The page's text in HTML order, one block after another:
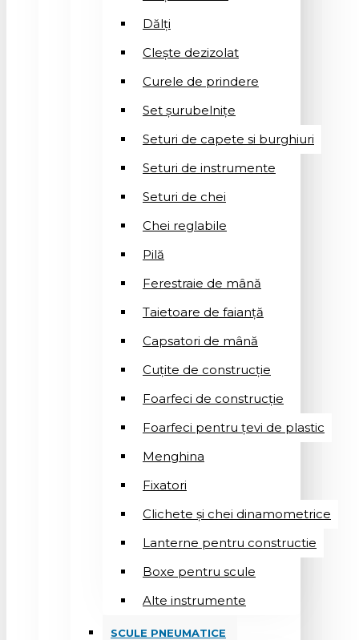
Dălți
Clește dezizolat
Curele de prindere
Set șurubelnițe
Seturi de capete si burghiuri
Seturi de instrumente
Seturi de chei
Chei reglabile
Pilă
Ferestraie de mână
Taietoare de faianță
Capsatori de mână
Cuțite de construcție
Foarfeci de construcție
Foarfeci pentru țevi de plastic
Menghina
Fixatori
Clichete și chei dinamometrice
Lanterne pentru constructie
Boxe pentru scule
Alte instrumente
SCULE PNEUMATICE